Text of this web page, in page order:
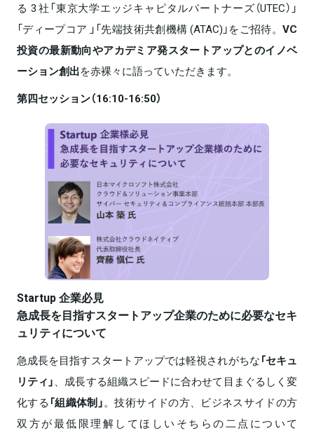
る 3 社「東京大学エッジキャピタルパートナーズ（UTEC）」
「ディープコア 」「先端技術共創機構 (ATAC)」をご招待。 VC
投資の最新動向やアカデミア発スタートアップとのイノベ
ーション創出を赤裸々に語っていただきます。
第四セッション（16:10-16:50）
Startup 企業必見
急成⾧を目指すスタートアップ企業のために必要なセキ
ュリティについて
急成⾧を目指すスタートアップでは軽視されがちな「セキュ
リティ」、成⾧する組織スピードに合わせて目まぐるしく変
化する 「組織体制」。技術サイドの方、ビジネスサイドの方
双方が最低限理解してほしいそちらの二点について